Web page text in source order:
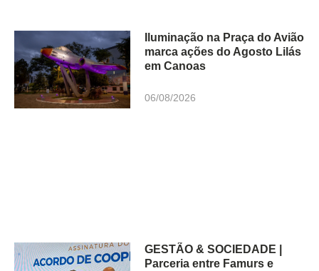
Iluminação na Praça do Avião
marca ações do Agosto Lilás
em Canoas
06/08/2026
GESTÃO & SOCIEDADE |
Parceria entre Famurs e